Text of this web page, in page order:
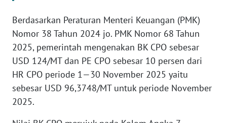
Berdasarkan Peraturan Menteri Keuangan (PMK)
Nomor 38 Tahun 2024 jo. PMK Nomor 68 Tahun
2025, pemerintah mengenakan BK CPO sebesar
USD 124/MT dan PE CPO sebesar 10 persen dari
HR CPO periode 1—30 November 2025 yaitu
sebesar USD 96,3748/MT untuk periode November
2025.
WN
WN
JABAR
WN
BANTEN